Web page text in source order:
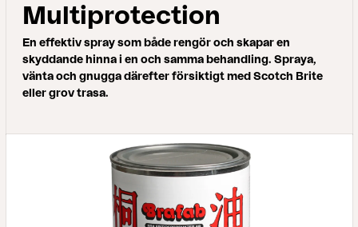
Multiprotection
En effektiv spray som både rengör och skapar en
skyddande hinna i en och samma behandling. Spraya,
vänta och gnugga därefter försiktigt med Scotch Brite
eller grov trasa.